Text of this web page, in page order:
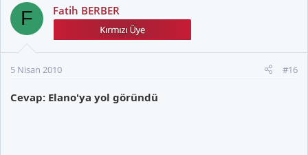
F Fatih BERBER
5 Nisan 2010 #16
Cevap: Elano'ya yol göründü